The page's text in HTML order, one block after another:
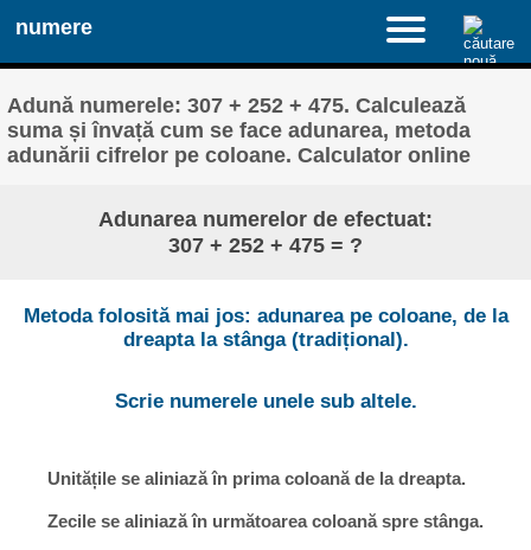
numere
Adună numerele: 307 + 252 + 475. Calculează
suma și învață cum se face adunarea, metoda
adunării cifrelor pe coloane. Calculator online
Adunarea numerelor de efectuat:
307 + 252 + 475 = ?
Metoda folosită mai jos: adunarea pe coloane, de la
dreapta la stânga (tradițional).
Scrie numerele unele sub altele.
Unitățile se aliniază în prima coloană de la dreapta.
Zecile se aliniază în următoarea coloană spre stânga.